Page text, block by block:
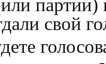
партии)
свой